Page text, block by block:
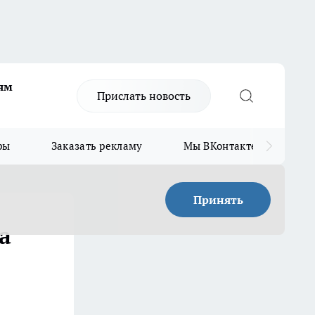
Прислать новость
Заказать рекламу Мы ВКонтакте
Принять